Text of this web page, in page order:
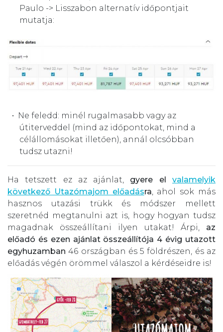
Paulo -> Lisszabon alternatív időpontjait
mutatja:
Ne feledd: minél rugalmasabb vagy az
útiterveddel (mind az időpontokat, mind a
célállomásokat illetően), annál olcsóbban
tudsz utazni!
Ha tetszett ez az ajánlat, gyere elvalamelyik
következő Utazómajom előadásra , ahol sok más
hasznos utazási trükk és módszer mellett
szeretnéd megtanulni azt is, hogy hogyan tudsz
magadnak összeállítani ilyen utakat! Árpi, az
előadó és ezen ajánlat összeállítója 4 évig utazott
egyhuzamban 46 országban és 5 földrészen, és az
előadás végén örömmel válaszol a kérdéseidre is!